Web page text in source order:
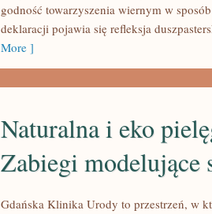
godność towarzyszenia wiernym w
deklaracji pojawia się refleksja
More ]
Naturalna i eko
Zabiegi modelujące
Gdańska Klinika Urody to przestrzeń, w